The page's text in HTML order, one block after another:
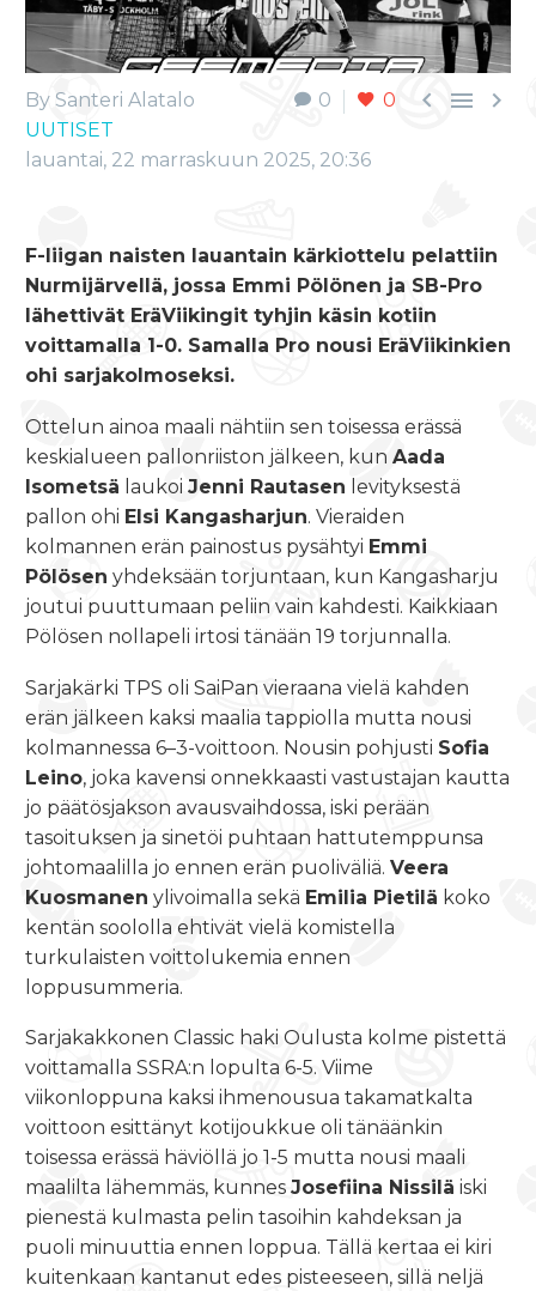
0 0   
By Santeri Alatalo
UUTISET
lauantai, 22 marraskuun 2025, 20:36
F-liigan naisten lauantain kärkiottelu pelattiin
Nurmijärvellä, jossa Emmi Pölönen ja SB-Pro
lähettivät EräViikingit tyhjin käsin kotiin
voittamalla 1-0. Samalla Pro nousi EräViikinkien
ohi sarjakolmoseksi.
Ottelun ainoa maali nähtiin sen toisessa erässä
keskialueen pallonriiston jälkeen, kun Aada
Isometsä laukoi Jenni Rautasen levityksestä
pallon ohi Elsi Kangasharjun. Vieraiden
kolmannen erän painostus pysähtyi Emmi
Pölösen yhdeksään torjuntaan, kun Kangasharju
joutui puuttumaan peliin vain kahdesti. Kaikkiaan
Pölösen nollapeli irtosi tänään 19 torjunnalla.
Sarjakärki TPS oli SaiPan vieraana vielä kahden
erän jälkeen kaksi maalia tappiolla mutta nousi
kolmannessa 6–3-voittoon. Nousin pohjusti Sofia
Leino, joka kavensi onnekkaasti vastustajan kautta
jo päätösjakson avausvaihdossa, iski perään
tasoituksen ja sinetöi puhtaan hattutemppunsa
johtomaalilla jo ennen erän puoliväliä. Veera
Kuosmanen ylivoimalla sekä Emilia Pietilä koko
kentän soololla ehtivät vielä komistella
turkulaisten voittolukemia ennen
loppusummeria.
Sarjakakkonen Classic haki Oulusta kolme pistettä
voittamalla SSRA:n lopulta 6-5. Viime
viikonloppuna kaksi ihmenousua takamatkalta
voittoon esittänyt kotijoukkue oli tänäänkin
toisessa erässä häviöllä jo 1-5 mutta nousi maali
maalilta lähemmäs, kunnes Josefiina Nissilä iski
pienestä kulmasta pelin tasoihin kahdeksan ja
puoli minuuttia ennen loppua. Tällä kertaa ei kiri
kuitenkaan kantanut edes pisteeseen, sillä neljä